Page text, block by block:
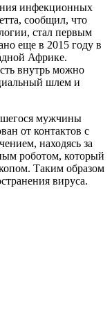
инфекционных
сообщил, что
стал первым
еще в 2015 году в
Африке.
внутрь можно
шлем и
мужчины
от контактов с
находясь за
роботом, который
Таким образом
вируса.